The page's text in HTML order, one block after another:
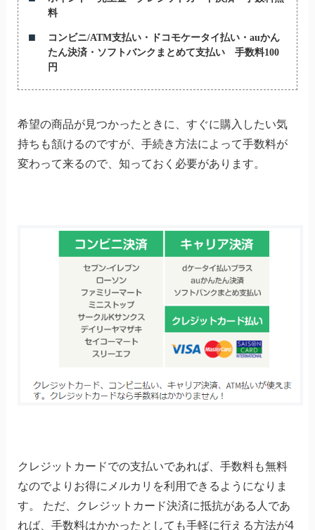
料
コンビニ/ATM支払い・ドコモケータイ払い・auかん
たん決済・ソフトバンクまとめて支払い 手数料100
円
希望の商品が見つかったときに、すぐに購入したい気
持ちも頷けるのですが、手続き方法によって手数料が
変わって来るので、知っておく必要があります。
クレジットカードでの支払いであれば、手数料も無料
なのでよりお得にメルカリを利用できるようになりま
す。 ただ、クレジットカード決済に抵抗がある人であ
れば、手数料はかかったとしても手軽に行える方法が4